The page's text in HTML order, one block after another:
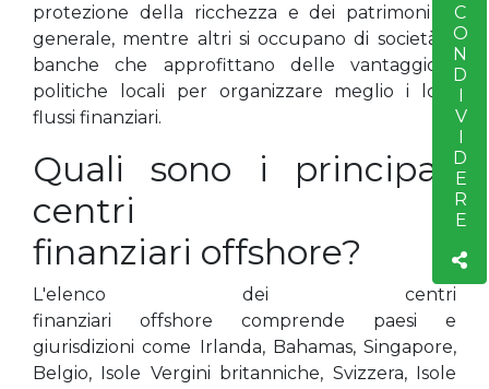
protezione della ricchezza e dei patrimoni in
generale, mentre altri si occupano di società e
banche che approfittano delle vantaggiose
politiche locali per organizzare meglio i loro
flussi finanziari.
Quali sono i principali
centri
finanziari offshore?
L'elenco dei centri
finanziari offshore comprende paesi e
giurisdizioni come Irlanda, Bahamas, Singapore,
Belgio, Isole Vergini britanniche, Svizzera, Isole
CONDIVIDERE